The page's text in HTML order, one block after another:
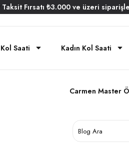
Taksit Fırsatı ₺3.000 ve üzeri
Saati Kadın Kol Saati
Carmen Master